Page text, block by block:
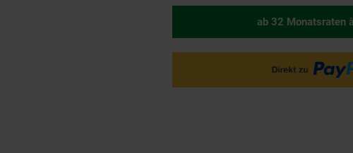
ab 32 Monatsraten